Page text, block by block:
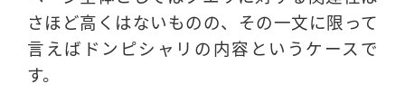
さほど高くはないものの、その一文に限って
言えばドンピシャリの内容というケースで
す。